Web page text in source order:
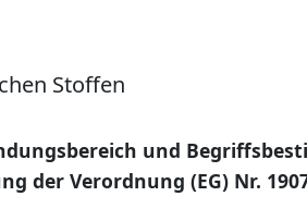
Stoffen
und
der Verordnung (EG) Nr.